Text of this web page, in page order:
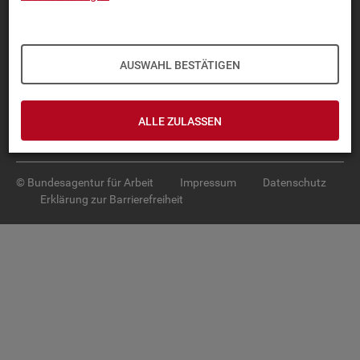
AUSWAHL BESTÄTIGEN
ALLE ZULASSEN
TOP-PRO­DUK­TE
SER­VICE
© Bundesagentur für Arbeit Impressum
Datenschutz
Erklärung zur Barrierefreiheit